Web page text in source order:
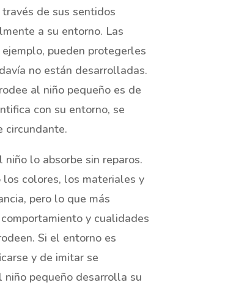
de sus sentidos
a su entorno. Las
pueden protegerles
no están desarrolladas.
al niño pequeño es de
con su entorno, se
circundante.
lo absorbe sin reparos.
colores, los materiales y
pero lo que más
y cualidades
Si el entorno es
y de imitar se
pequeño desarrolla su